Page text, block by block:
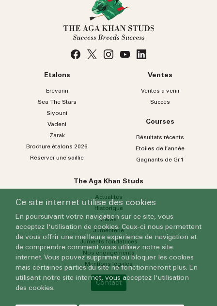
Etalons
Erevann
Sea TheStars
Siyouni
Vadeni
Zarak
Brochure étalons 2026
Réserver une saillie
Ventes
Ventes à venir
Succès
Courses
Résultats récents
Etoiles de l’année
Gagnants de Gr.1
The Aga Khan Studs
Actualités
Historique
Haras
Jumenterie
Juments fondatrices
Nos engagements
Mentions légales
Contact
Ce site internet utilise des cookies
En poursuivant votre navigation sur ce site, vous
acceptez l'utilisation de cookies. Ceux-ci nous permettent
de vous offrir une meilleure expérience de navigation et
de comprendre comment vous utilisez notre site
internet. Vous pouvez supprimer ou bloquer les cookies
mais certaines parties du site ne fonctionneront plus. En
utilisant notre site internet, vous acceptez l'utilisation
des cookies.